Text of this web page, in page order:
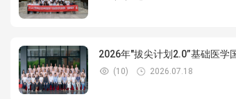
2026年"拔尖计划2.0”基础医学
(10) 2026.07.18